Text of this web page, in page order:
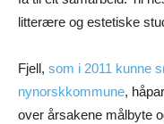
litterære og estetiske
Fjell, som i 2011 kunne
nynorskkommune,
over årsakene målbyte